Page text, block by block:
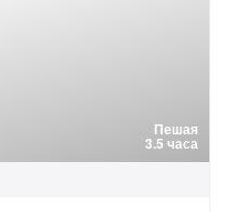
Пешая
3.5 часа